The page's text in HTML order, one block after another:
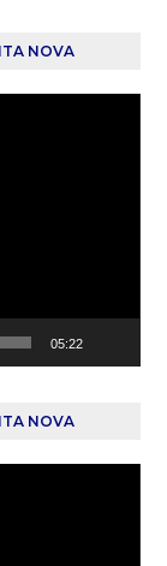
NOVA
05:22
NOVA